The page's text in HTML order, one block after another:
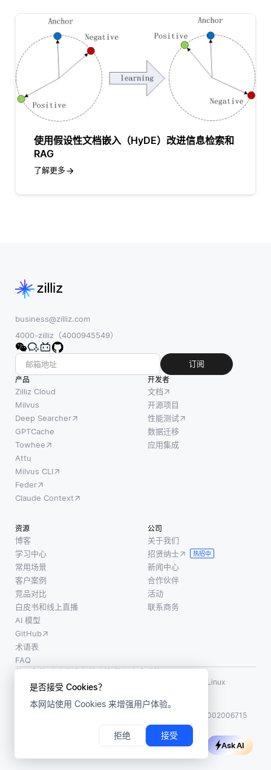
是否接受 Cookies？
本网站使用 Cookies 来增强用户体验。
拒绝 接受
使用假设性文档嵌入（HyDE）改进信息检索和
RAG
了解更多
business@zilliz.com
4000-zilliz（4000945549）
订阅
产品
Zilliz Cloud
Milvus
Deep Searcher
GPTCache
Towhee
Attu
Milvus CLI
Feder
Claude Context
开发者
文档
开源项目
性能测试
数据迁移
应用集成
资源
博客
学习中心
常用场景
客户案例
竞品对比
白皮书和线上直播
AI 模型
GitHub
术语表
FAQ
公司
关于我们
招贤纳士
热招中
新闻中心
合作伙伴
活动
联系商务
使用条款·个人信息保护政策·数据安全政策
LF AI、LF AI & Data、Milvus，以及相关的开源项目名称为 Linux
Foundation 所有商标
版权所有 ©2026 上海赜睿信息科技有限公司保留所有权利
沪公网安备31011002006715
Ask AI